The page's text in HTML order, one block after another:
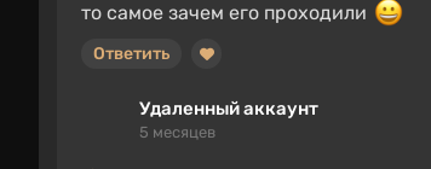
то самое зачем его проходили
Ответить
Удаленный аккаунт
5 месяцев